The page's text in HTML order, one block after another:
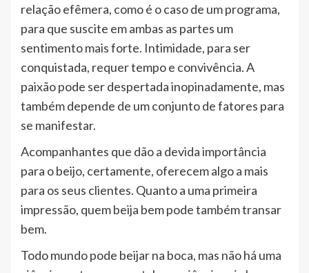
relação efêmera, como é o caso de um programa,
para que suscite em ambas as partes um
sentimento mais forte. Intimidade, para ser
conquistada, requer tempo e convivência. A
paixão pode ser despertada inopinadamente, mas
também depende de um conjunto de fatores para
se manifestar.
Acompanhantes que dão a devida importância
para o beijo, certamente, oferecem algo a mais
para os seus clientes. Quanto a uma primeira
impressão, quem beija bem pode também transar
bem.
Todo mundo pode beijar na boca, mas não há uma